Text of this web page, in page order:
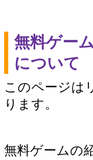
無料ゲー
について
このページは
ります。
無料ゲームの